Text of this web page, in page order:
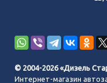
© 2004-2026 «Дизель
Интернет-магазин